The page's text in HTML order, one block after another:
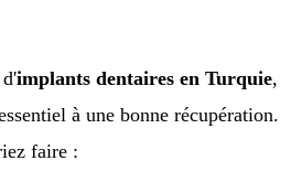
implants dentaires en Turquie,
à une bonne récupération.
faire :